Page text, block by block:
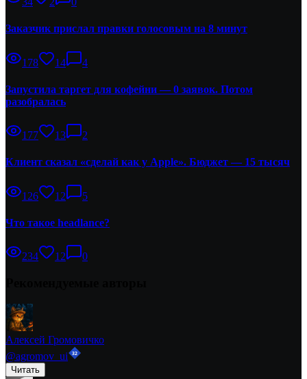
Заказчик прислал правки голосовым на 8 минут
178 14 4
Запустила таргет для кофейни — 0 заявок. Потом
разобралась
177 13 2
Клиент сказал «сделай как у Apple». Бюджет — 15 тысяч
126 12 5
Что такое headlance?
234 12 0
Алексей Громовичко
@agromov_ui 32
Читать